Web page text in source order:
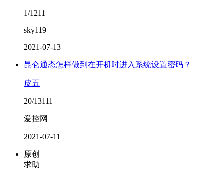
1/1211
sky119
2021-07-13
昆仑通态怎样做到在开机时进入系统设置密码？
皮五
20/13111
爱控网
2021-07-11
原创
求助